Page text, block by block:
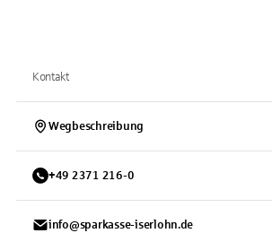
Kontakt
Wegbeschreibung
+49 2371 216-0
info@sparkasse-iserlohn.de